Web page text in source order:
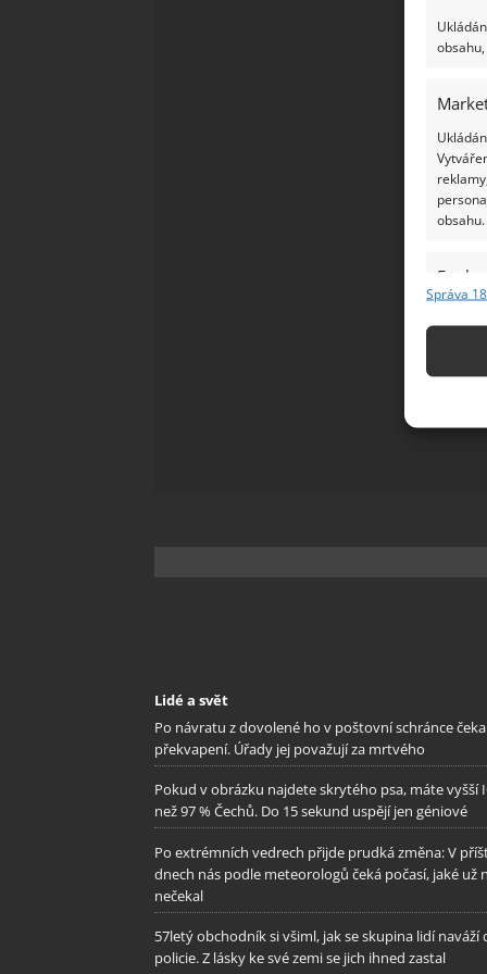
obsahu.
Funkce
Správa
Lidé a svět
Po návratu z dovolené ho v poštovní schránce
překvapení. Úřady jej považují za mrtvého
Pokud v obrázku najdete skrytého psa, máte vyšší
než 97 % Čechů. Do 15 sekund uspějí jen géniové
Po extrémních vedrech přijde prudká změna: V
dnech nás podle meteorologů čeká počasí, jaké už
nečekal
57letý obchodník si všiml, jak se skupina lidí naváží
policie. Z lásky ke své zemi se jich ihned zastal